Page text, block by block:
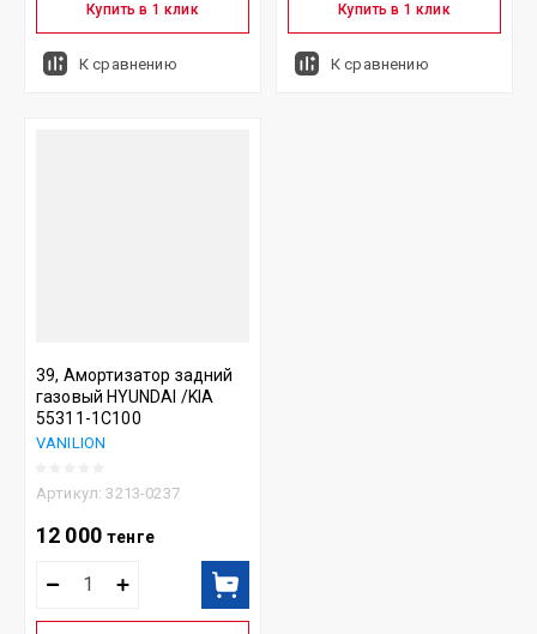
Купить в 1 клик
К сравнению
Купить в 1 клик
К сравнению
39, Амортизатор задний
газовый HYUNDAI /KIA
55311-1С100
VANILION
Артикул: 3213-0237
12 000 тенге